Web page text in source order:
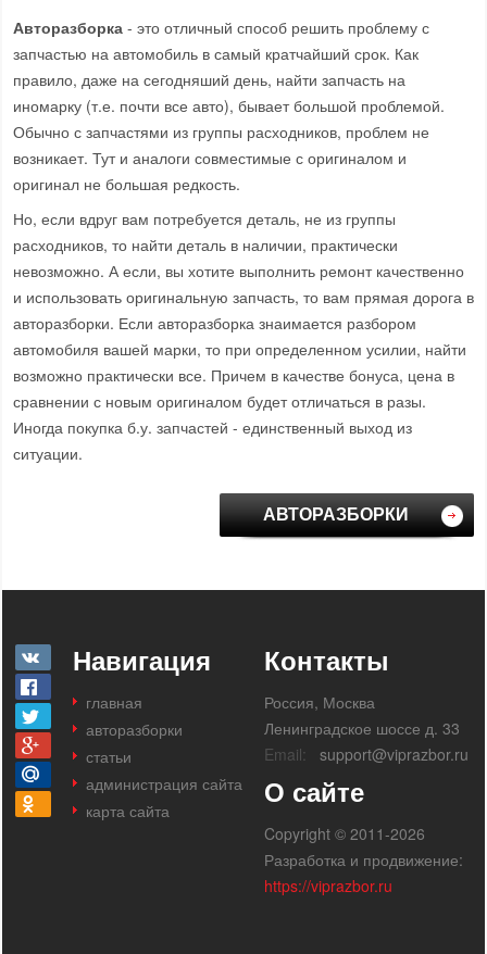
Авторазборка - это отличный способ решить проблему с
запчастью на автомобиль в самый кратчайший срок. Как
правило, даже на сегодняший день, найти запчасть на
иномарку (т.е. почти все авто), бывает большой проблемой.
Обычно с запчастями из группы расходников, проблем не
возникает. Тут и аналоги совместимые с оригиналом и
оригинал не большая редкость.
Но, если вдруг вам потребуется деталь, не из группы
расходников, то найти деталь в наличии, практически
невозможно. А если, вы хотите выполнить ремонт качественно
и использовать оригинальную запчасть, то вам прямая дорога в
авторазборки. Если авторазборка знаимается разбором
автомобиля вашей марки, то при определенном усилии, найти
возможно практически все. Причем в качестве бонуса, цена в
сравнении с новым оригиналом будет отличаться в разы.
Иногда покупка б.у. запчастей - единственный выход из
ситуации.
АВТОРАЗБОРКИ
Навигация
главная
авторазборки
статьи
администрация сайта
карта сайта
Контакты
Россия, Москва
Ленинградское шоссе д. 33
Email:
support@viprazbor.ru
О сайте
Copyright © 2011-2026
Разработка и продвижение:
https://viprazbor.ru